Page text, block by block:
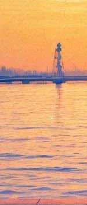
Театр
трагедии